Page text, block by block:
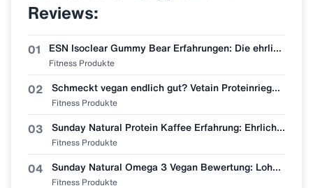
Reviews:
01 ESN Isoclear Gummy Bear Erfahrungen: Die ehrlichste Bewertung der neuen Sorte
Fitness Produkte
02 Schmeckt vegan endlich gut? Vetain Proteinriegel Zimtschnecke im Erfahrungsbericht
Fitness Produkte
03 Sunday Natural Protein Kaffee Erfahrung: Ehrliche Geschmacksbewertung
Fitness Produkte
04 Sunday Natural Omega 3 Vegan Bewertung: Lohnt sich der Wechsel vom Fischöl?
Fitness Produkte